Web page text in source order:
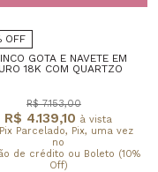
OFF
GOTA E NAVETE EM
18K COM QUARTZO
R$ 4.139,10 à vista
Parcelado, Pix, uma vez
no
de crédito ou Boleto (10%
Off)
R$ 7.153,00